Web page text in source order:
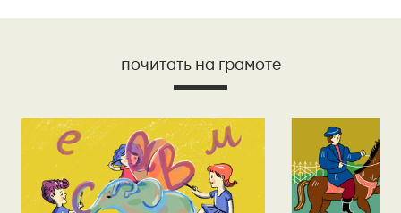
почитать на грамоте